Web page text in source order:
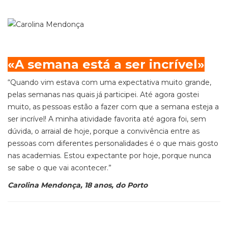
«A semana está a ser incrível»
“Quando vim estava com uma expectativa muito grande,
pelas semanas nas quais já participei. Até agora gostei
muito, as pessoas estão a fazer com que a semana esteja a
ser incrível! A minha atividade favorita até agora foi, sem
dúvida, o arraial de hoje, porque a convivência entre as
pessoas com diferentes personalidades é o que mais gosto
nas academias. Estou expectante por hoje, porque nunca
se sabe o que vai acontecer.”
Carolina Mendonça, 18 anos, do Porto